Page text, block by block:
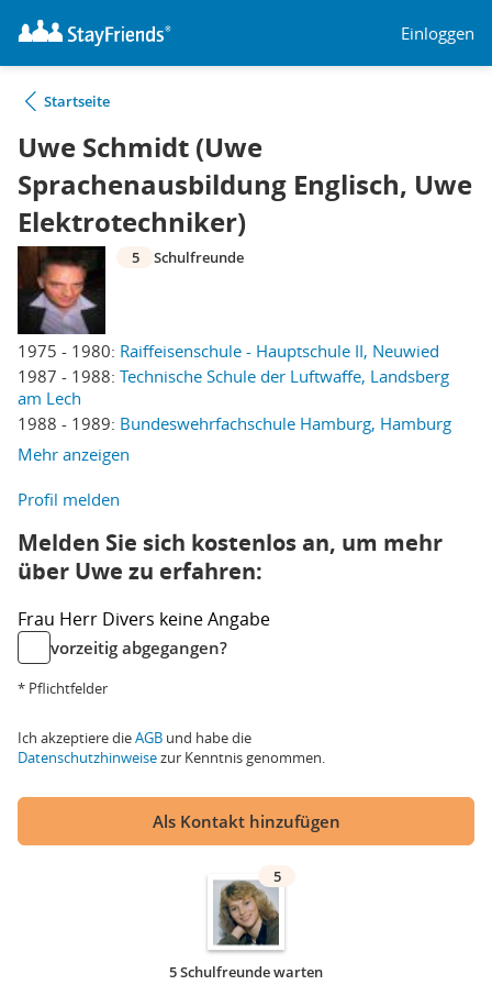
Einloggen
Startseite
Uwe Schmidt (Uwe
Sprachenausbildung Englisch, Uwe
Elektrotechniker)
1975 - 1980: Raiffeisenschule - Hauptschule II, Neuwied
1987 - 1988: Technische Schule der Luftwaffe, Landsberg
am Lech
1988 - 1989: Bundeswehrfachschule Hamburg, Hamburg
Mehr anzeigen
5 Schulfreunde
Profil melden
Melden Sie sich kostenlos an, um mehr
über Uwe zu erfahren:
Frau Herr Divers keine Angabe
vorzeitig abgegangen?
* Pflichtfelder
Ich akzeptiere dieAGB und habe die
Datenschutzhinweisezur Kenntnis genommen.
Als Kontakt hinzufügen
5
5 Schulfreunde warten